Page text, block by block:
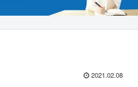
2021.02.08